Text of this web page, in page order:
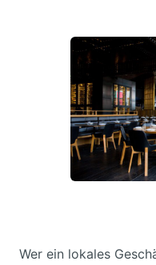
Wer ein lokales